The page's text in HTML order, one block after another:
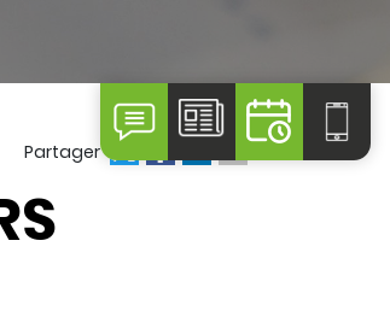
Partager